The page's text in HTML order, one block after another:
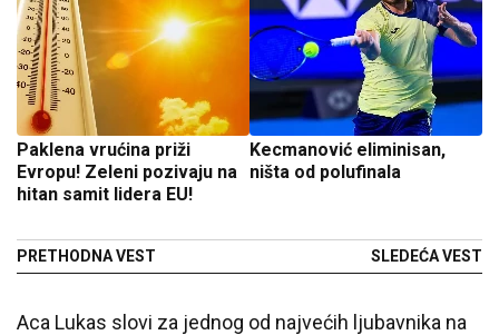
Paklena vrućina priži
Evropu! Zeleni pozivaju na
hitan samit lidera EU!
PRETHODNA VEST
Kecmanović eliminisan,
ništa od polufinala
SLEDEĆA VEST
Aca Lukas slovi za jednog od najvećih ljubavnika na